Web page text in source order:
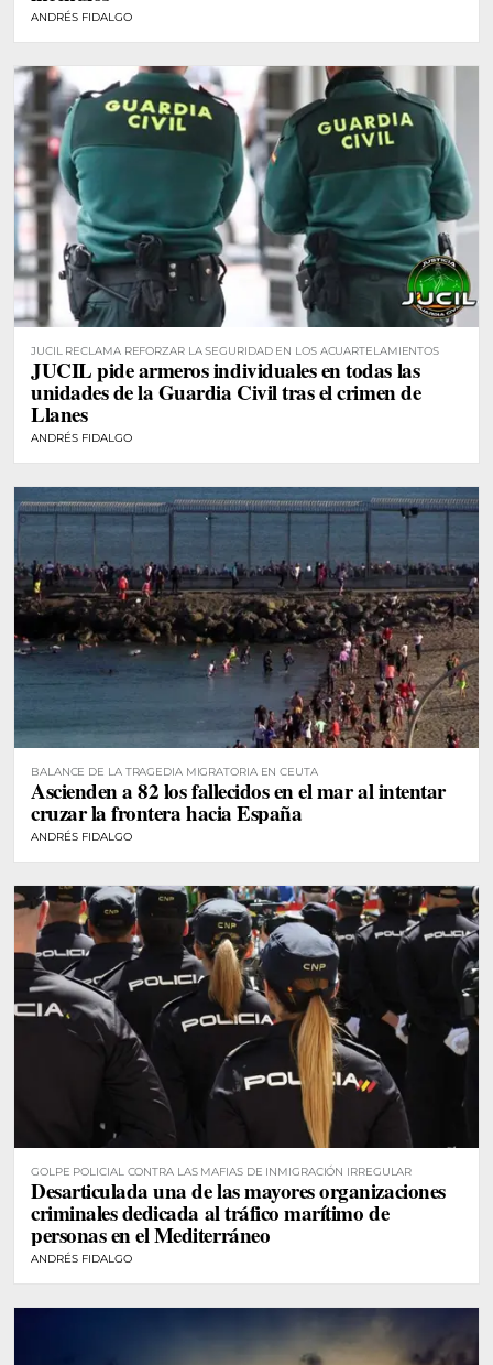
ANDRÉS FIDALGO
JUCIL RECLAMA REFORZAR LA SEGURIDAD EN LOS ACUARTELAMIENTOS
JUCIL pide armeros individuales en todas las
unidades de la Guardia Civil tras el crimen de
Llanes
ANDRÉS FIDALGO
BALANCE DE LA TRAGEDIA MIGRATORIA EN CEUTA
Ascienden a 82 los fallecidos en el mar al intentar
cruzar la frontera hacia España
ANDRÉS FIDALGO
GOLPE POLICIAL CONTRA LAS MAFIAS DE INMIGRACIÓN IRREGULAR
Desarticulada una de las mayores organizaciones
criminales dedicada al tráfico marítimo de
personas en el Mediterráneo
ANDRÉS FIDALGO